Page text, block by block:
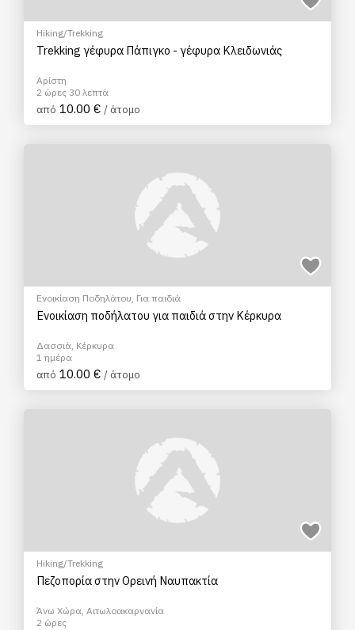
Hiking/Trekking
Trekking γέφυρα Πάπιγκο - γέφυρα Κλειδωνιάς
Αρίστη
2 ώρες 30 λεπτά
από 10.00 € / άτομο
Ενοικίαση Ποδηλάτου, Για παιδιά
Ενοικίαση ποδήλατου για παιδιά στην Κέρκυρα
Δασσιά, Κέρκυρα
1 ημέρα
από 10.00 € / άτομο
Hiking/Trekking
Πεζοπορία στην Ορεινή Ναυπακτία
Άνω Χώρα, Αιτωλοακαρνανία
2 ώρες